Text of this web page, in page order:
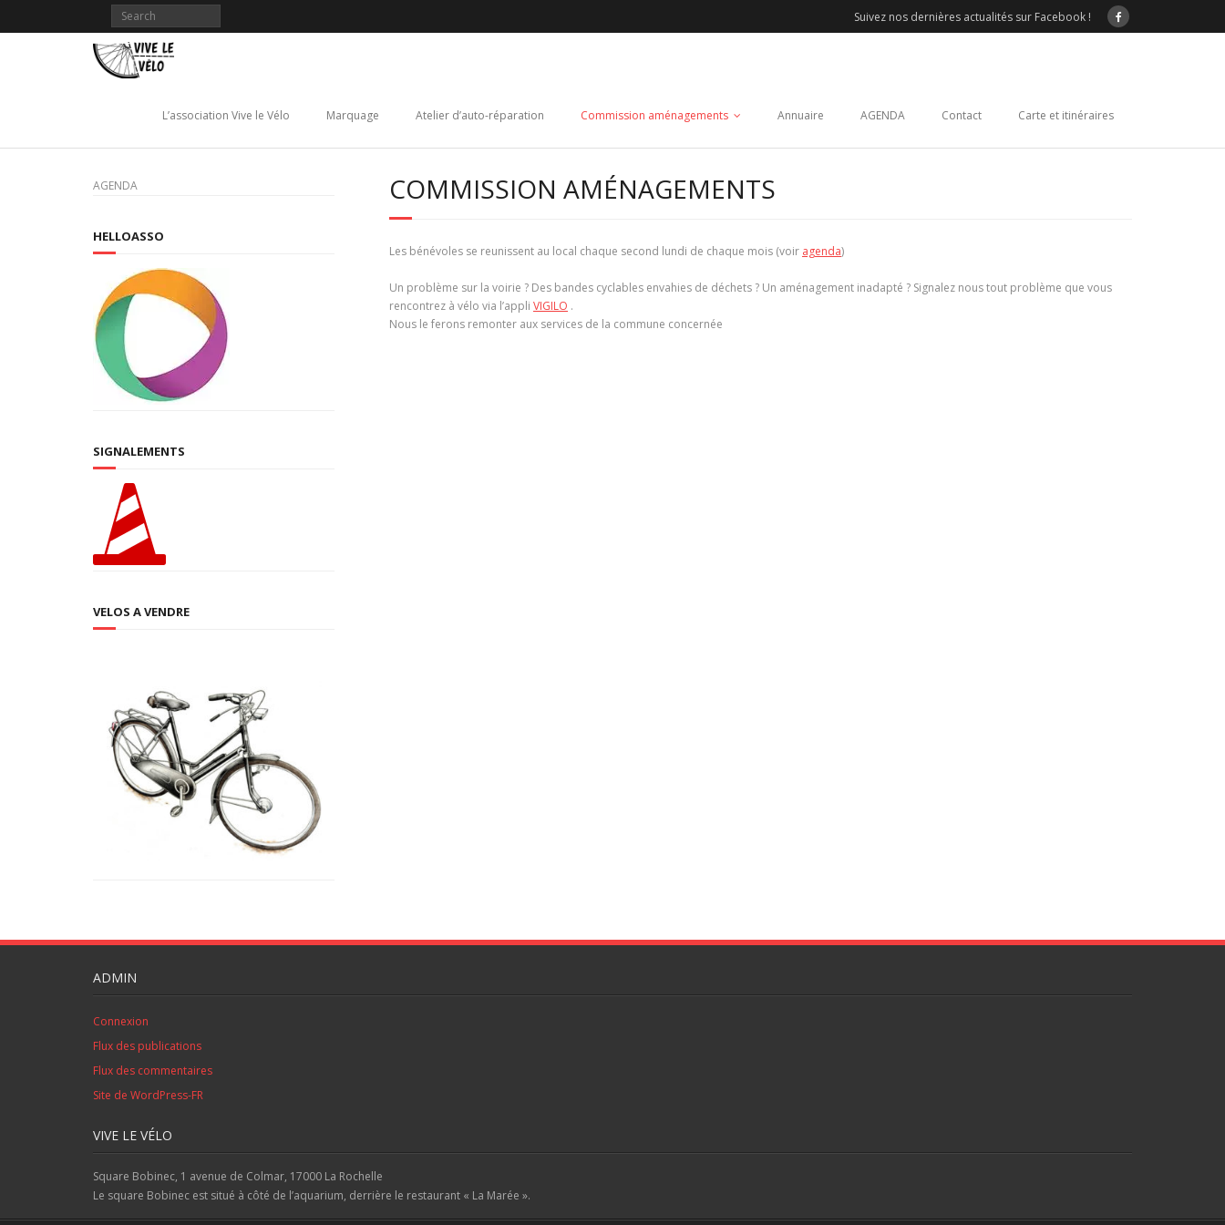
Suivez nos dernières actualités sur Facebook !
L’association Vive le Vélo Marquage Atelier d’auto-réparation Commission aménagements Annuaire AGENDA Contact Carte et itinéraires
COMMISSION AMÉNAGEMENTS
Les bénévoles se reunissent au local chaque second lundi de chaque mois (voir agenda)
Un problème sur la voirie ? Des bandes cyclables envahies de déchets ? Un aménagement inadapté ? Signalez nous tout problème que vous
rencontrez à vélo via l’appli VIGILO .
Nous le ferons remonter aux services de la commune concernée
AGENDA
HELLOASSO
SIGNALEMENTS
VELOS A VENDRE
ADMIN
Connexion
Flux des publications
Flux des commentaires
Site de WordPress-FR
VIVE LE VÉLO
Square Bobinec, 1 avenue de Colmar, 17000 La Rochelle
Le square Bobinec est situé à côté de l’aquarium, derrière le restaurant « La Marée ».